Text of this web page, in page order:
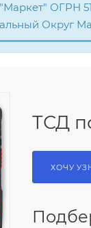
ОГРН
Округ
ТСД
ХОЧУ